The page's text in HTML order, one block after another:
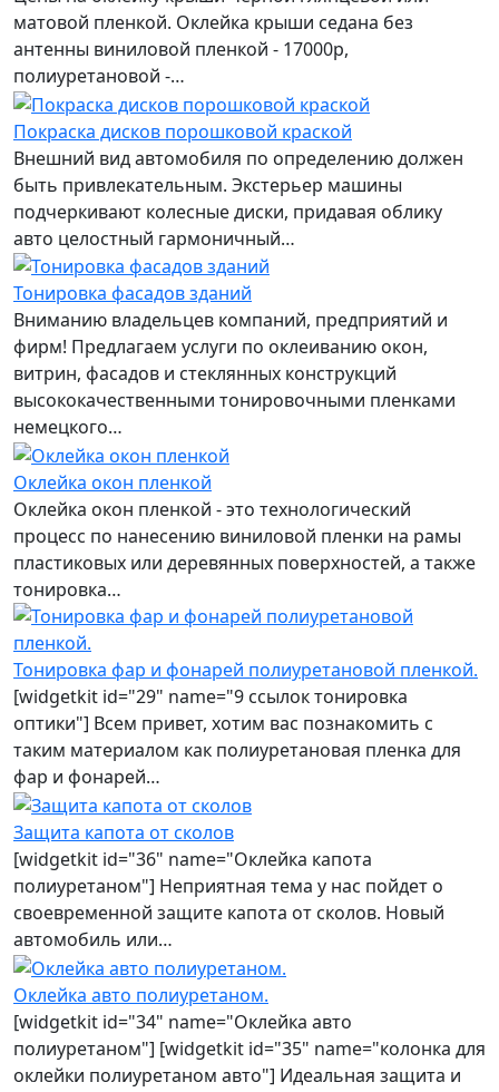
матовой пленкой. Оклейка крыши седана без
антенны виниловой пленкой - 17000р,
полиуретановой -…
Покраска дисков порошковой краской
Внешний вид автомобиля по определению должен
быть привлекательным. Экстерьер машины
подчеркивают колесные диски, придавая облику
авто целостный гармоничный…
Тонировка фасадов зданий
Вниманию владельцев компаний, предприятий и
фирм! Предлагаем услуги по оклеиванию окон,
витрин, фасадов и стеклянных конструкций
высококачественными тонировочными пленками
немецкого…
Оклейка окон пленкой
Оклейка окон пленкой - это технологический
процесс по нанесению виниловой пленки на рамы
пластиковых или деревянных поверхностей, а также
тонировка…
Тонировка фар и фонарей полиуретановой пленкой.
[widgetkit id="29" name="9 ссылок тонировка
оптики"] Всем привет, хотим вас познакомить с
таким материалом как полиуретановая пленка для
фар и фонарей…
Защита капота от сколов
[widgetkit id="36" name="Оклейка капота
полиуретаном"] Неприятная тема у нас пойдет о
своевременной защите капота от сколов. Новый
автомобиль или…
Оклейка авто полиуретаном.
[widgetkit id="34" name="Оклейка авто
полиуретаном"] [widgetkit id="35" name="колонка для
оклейки полиуретаном авто"] Идеальная защита и